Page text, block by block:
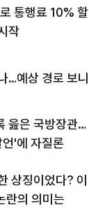
통행료 10% 할
작
…예상 경로 보니
읊은 국방장관…
'에 자질론
상징이었다? 이
란의 의미는